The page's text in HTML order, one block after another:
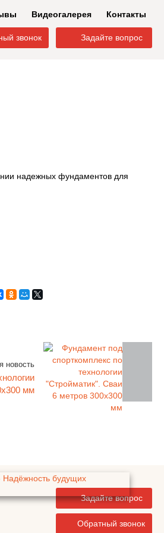
Видеогалерея Контакты
звонок Задайте вопрос
надежных фундаментов для
новость
мм
Задайте вопрос
Обратный звонок